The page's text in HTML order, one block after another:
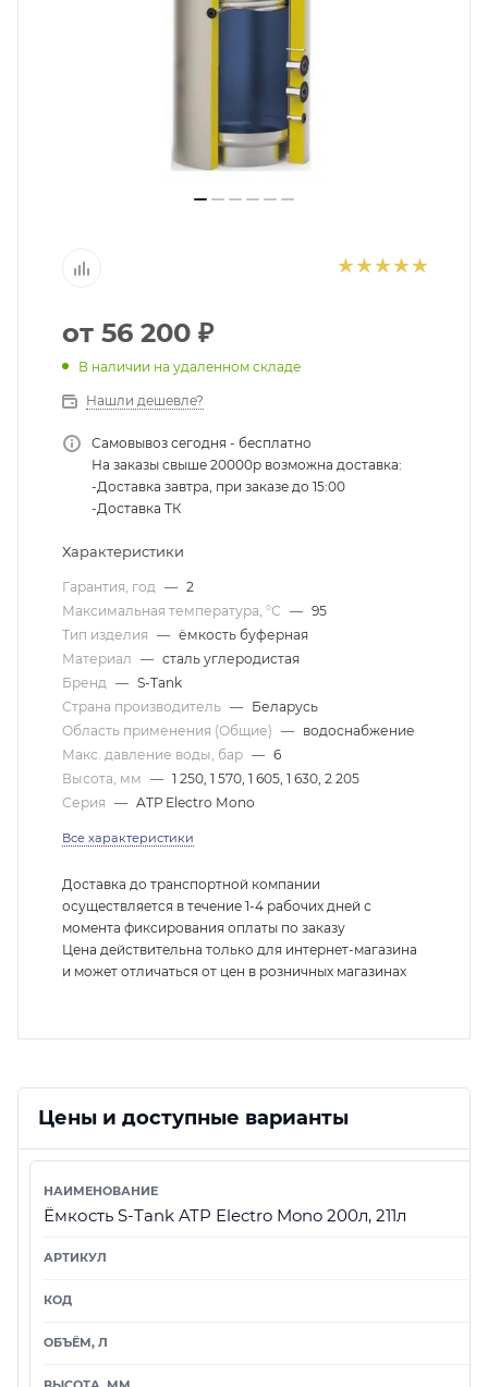
от 56 200 ₽
В наличии на удаленном складе
Нашли дешевле?
Самовывоз сегодня - бесплатно
На заказы свыше 20000р возможна доставка:
-Доставка завтра, при заказе до 15:00
-Доставка ТК
Характеристики
Гарантия, год — 2
Максимальная температура, °С — 95
Тип изделия — ёмкость буферная
Материал — сталь углеродистая
Бренд — S-Tank
Страна производитель — Беларусь
Область применения (Общие) — водоснабжение
Макс. давление воды, бар — 6
Высота, мм — 1 250, 1 570, 1 605, 1 630, 2 205
Серия — ATP Electro Mono
Все характеристики
Доставка до транспортной компании
осуществляется в течение 1-4 рабочих дней с
момента фиксирования оплаты по заказу
Цена действительна только для интернет-магазина
и может отличаться от цен в розничных магазинах
Цены и доступные варианты
Ёмкость S-Tank ATP Electro Mono 200л, 211л